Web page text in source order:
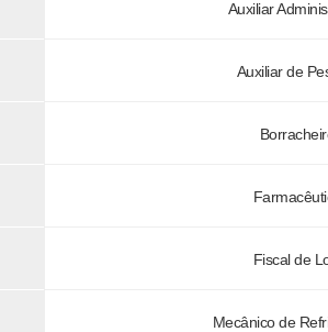
Auxiliar
Auxiliar de
Fiscal de
Mecânico de